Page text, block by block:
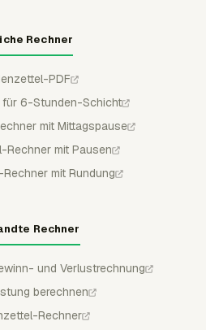
Rechner
PDF
für 6-Stunden-Schicht
mit Mittagspause
Rechner mit Pausen
mit Rundung
Rechner
und Verlustrechnung
berechnen
Rechner